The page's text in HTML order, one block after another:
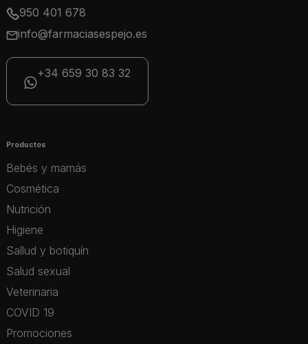
950 401 678
info@farmaciasespejo.es
+34 659 30 83 32
Productos
Bebés y mamás
Cosmética
Nutrición
Higiene
Sallud y botiquín
Salud sexual
Veterinaria
COVID 19
Promociones